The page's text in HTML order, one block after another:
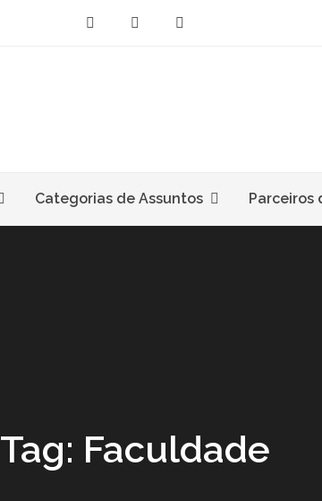
Categorias de Assuntos Parceiros
Tag: Faculdade